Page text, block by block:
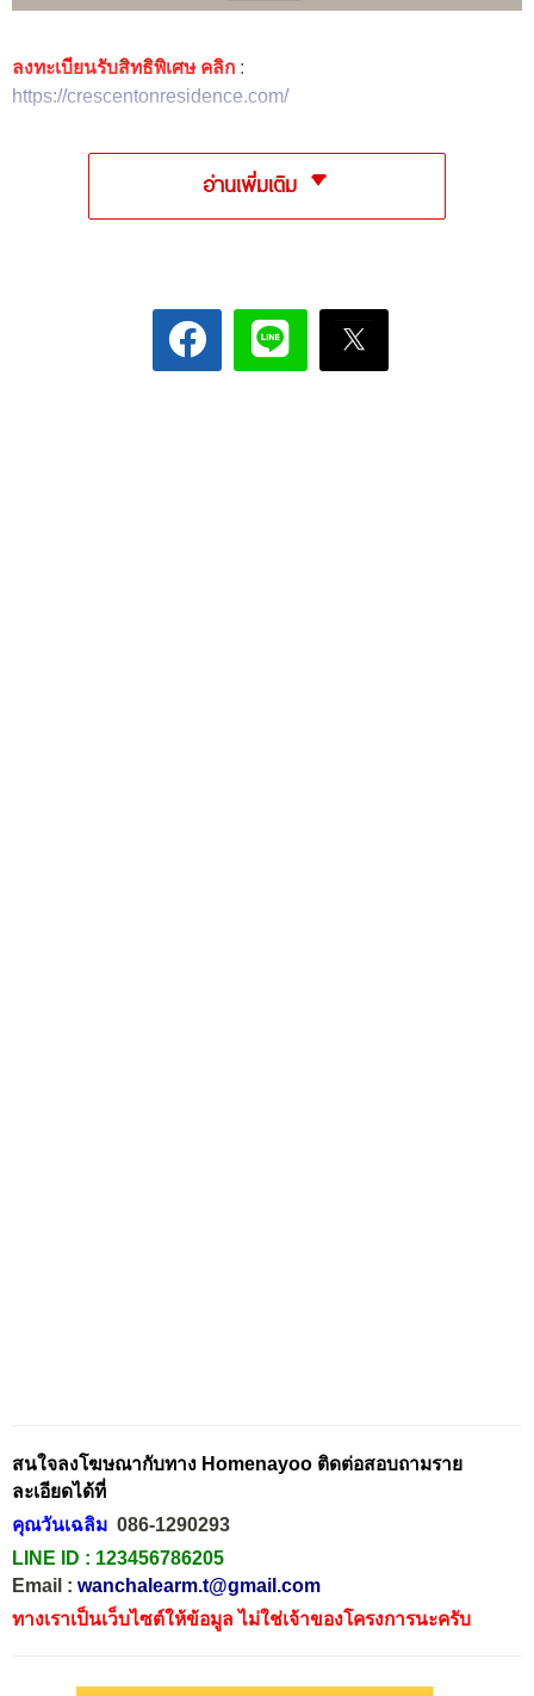
ลงทะเบียนรับสิทธิพิเศษ คลิก :
https://crescentonresidence.com/
อ่านเพิ่มเติม
สนใจลงโฆษณากับทาง Homenayoo ติดต่อสอบถามราย
ละเอียดได้ที่
คุณวันเฉลิม 086-1290293
LINE ID : 123456786205
Email : wanchalearm.t@gmail.com
ทางเราเป็นเว็บไซต์ให้ข้อมูล ไม่ใช่เจ้าของโครงการนะครับ